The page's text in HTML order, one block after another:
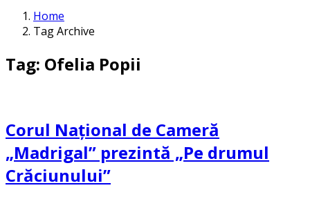
Home
Tag Archive
Tag: Ofelia Popii
Corul Național de Cameră
„Madrigal” prezintă „Pe drumul
Crăciunului”